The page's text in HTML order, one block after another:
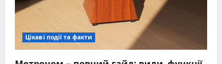
Цікаві події та факти